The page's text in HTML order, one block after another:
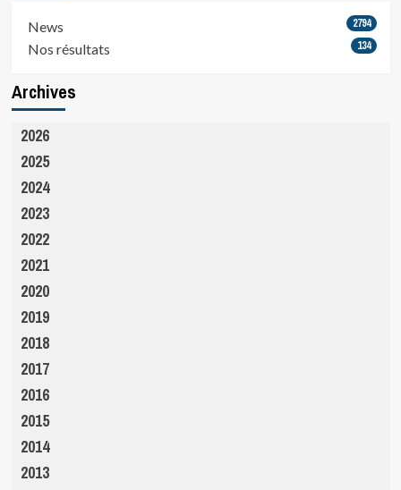
News 2794
Nos résultats 134
Archives
2026
2025
2024
2023
2022
2021
2020
2019
2018
2017
2016
2015
2014
2013